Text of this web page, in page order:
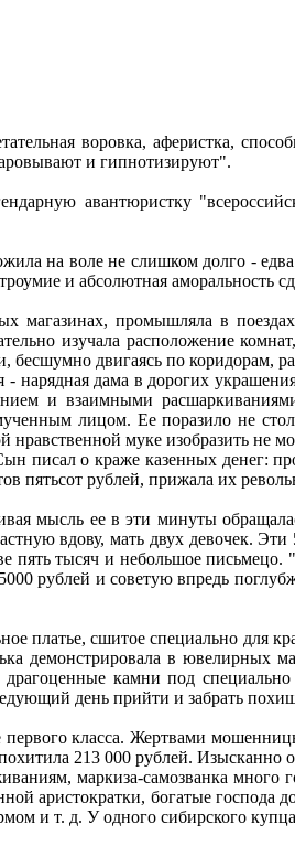
воровка, аферистка,
и гипнотизируют".
авантюристку
на воле не слишком долго - едва
и абсолютная
магазинах, промышляла в
изучала расположение
двигаясь по коридорам,
дама в дорогих
и взаимными
лицом. Ее поразило не
нравственной муке изобразить не
писал о краже казенных денег:
пятьсот рублей, прижала их
мысль ее в эти минуты
вдову, мать двух
тысяч и небольшое
рублей и советую впредь
платье, сшитое специально для
демонстрировала в
драгоценные камни под
день прийти и забрать
класса. Жертвами
213 000 рублей. Изысканно
маркиза-самозванка много
аристократки, богатые господа
и т. д. У одного сибирского